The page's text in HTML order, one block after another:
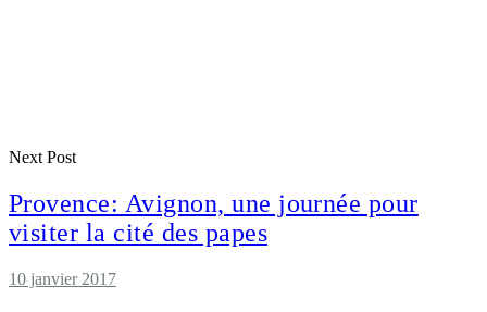
Next Post
Provence: Avignon, une journée pour
visiter la cité des papes
10 janvier 2017